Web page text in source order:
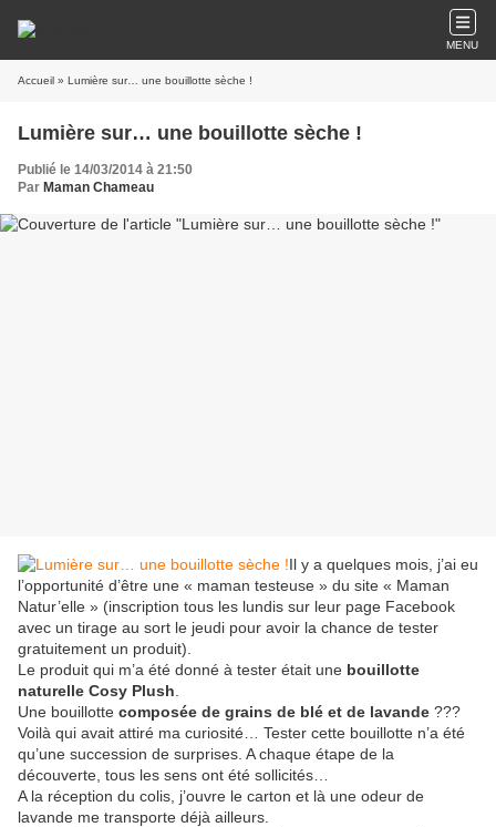
MENU
Accueil » Lumière sur… une bouillotte sèche !
Lumière sur… une bouillotte sèche !
Publié le 14/03/2014 à 21:50
Par Maman Chameau
Il y a quelques mois, j’ai eu
l’opportunité d’être une « maman testeuse » du site « Maman
Natur’elle » (inscription tous les lundis sur leur page Facebook
avec un tirage au sort le jeudi pour avoir la chance de tester
gratuitement un produit).
Le produit qui m’a été donné à tester était une bouillotte
naturelle Cosy Plush
Une bouillotte composée de grains de blé et de lavande ???
Voilà qui avait attiré ma curiosité… Tester cette bouillotte n’a été
qu’une succession de surprises. A chaque étape de la
découverte, tous les sens ont été sollicités…
A la réception du colis, j’ouvre le carton et là une odeur de
lavande me transporte déjà ailleurs.